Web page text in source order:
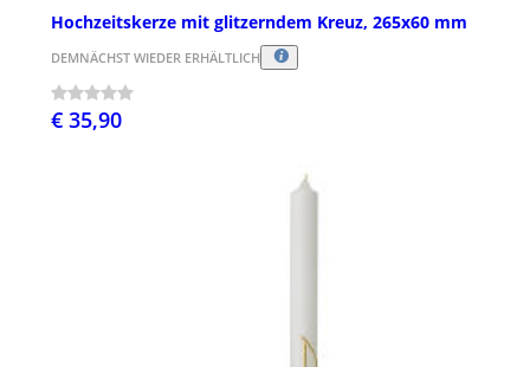
Hochzeitskerze mit glitzerndem Kreuz, 265x60 mm
DEMNÄCHST WIEDER ERHÄLTLICH
€ 35,90